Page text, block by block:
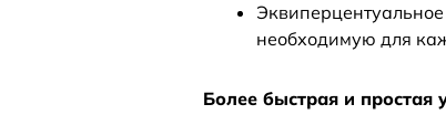
необходимую для
Более быстрая и простая